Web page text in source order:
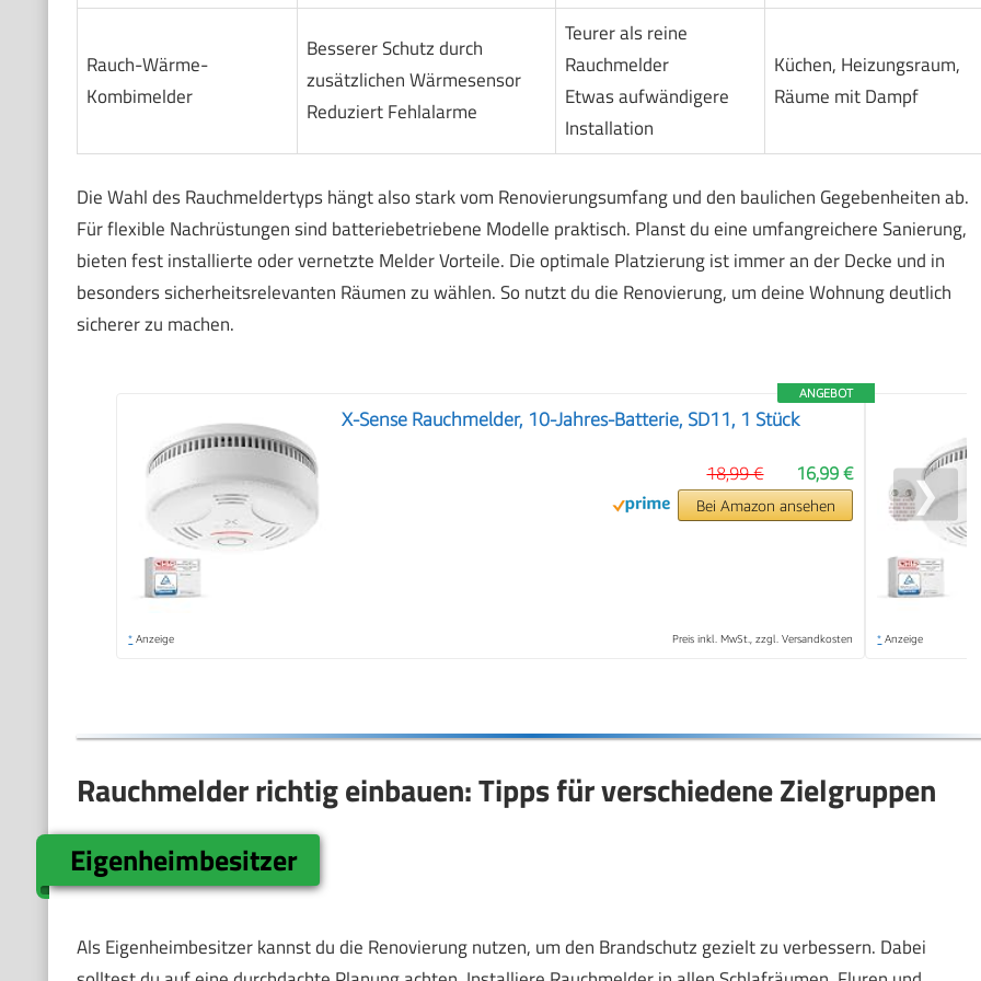
Rauch-Wärme-
Kombimelder
Besserer Schutz durch
zusätzlichen Wärmesensor
Reduziert Fehlalarme
Teurer als reine
Rauchmelder
Etwas aufwändigere
Installation
Küchen, Heizungsraum,
Räume mit Dampf
Die Wahl des Rauchmeldertyps hängt also stark vom Renovierungsumfang und den baulichen Gegebenheiten ab.
Für flexible Nachrüstungen sind batteriebetriebene Modelle praktisch. Planst du eine umfangreichere Sanierung,
bieten fest installierte oder vernetzte Melder Vorteile. Die optimale Platzierung ist immer an der Decke und in
besonders sicherheitsrelevanten Räumen zu wählen. So nutzt du die Renovierung, um deine Wohnung deutlich
sicherer zu machen.
ANGEBOT
X-Sense Rauchmelder, 10-Jahres-Batterie, SD11, 1 Stück
16,99 €
18,99 €
Bei Amazon ansehen
* Anzeige Preis inkl. MwSt., zzgl. Versandkosten * Anzeige
❯
Rauchmelder richtig einbauen: Tipps für verschiedene Zielgruppen
Eigenheimbesitzer
Als Eigenheimbesitzer kannst du die Renovierung nutzen, um den Brandschutz gezielt zu verbessern. Dabei